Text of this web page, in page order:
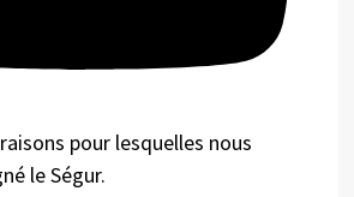
pour lesquelles nous
le Ségur.